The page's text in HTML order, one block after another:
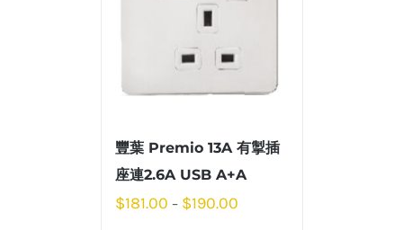
豐葉 Premio 13A 有掣插
座連2.6A USB A+A
$181.00 – $190.00